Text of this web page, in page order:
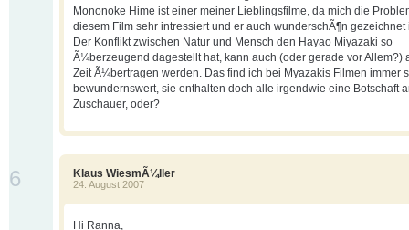
Mononoke Hime ist einer meiner Lieblingsfilme, da mich die
diesem Film sehr intressiert und er auch wunderschÃ¶n gezeichnet
Der Konflikt zwischen Natur und Mensch den Hayao Miyazaki so
Ã¼berzeugend dagestellt hat, kann auch (oder gerade vor Allem?)
Zeit Ã¼bertragen werden. Das find ich bei Myazakis Filmen immer
bewundernswert, sie enthalten doch alle irgendwie eine Botschaft
Zuschauer, oder?
Klaus WiesmÃ¼ller
24. August 2007
6
Hi Ranna,